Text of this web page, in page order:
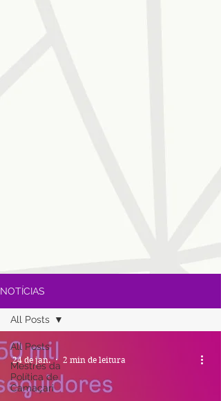
NOTÍCIAS
All Posts
Mestres da
Política de
Camaçari
All Posts
24 de jan. 2 min de leitura